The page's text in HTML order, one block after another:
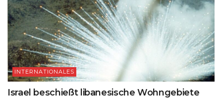
INTERNATIONALES
Israel beschießt libanesische Wohngebiete